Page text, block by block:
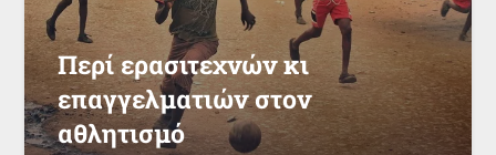
Περί ερασιτεχνών κι
επαγγελματιών στον
αθλητισμό